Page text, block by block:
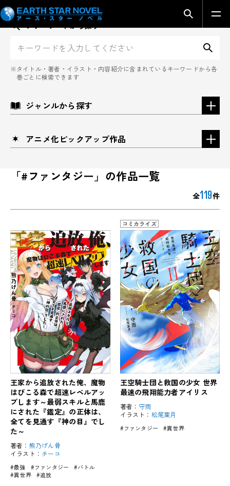
検索モー
フリーワードから探す
タイトル・著者・イラスト・内容紹介に含まれているキーワードから各
巻ごとに検索できます
ジャンルから探す
アニメ化ピックアップ作品
「#ファンタジー」の作品一覧
全119件
王家から追放された俺、魔物
はびこる森で超速レベルアッ
プします～最弱スキルと馬鹿
にされた『鑑定』の正体は、
全てを見通す『神の目』でし
た～
著者： 熊乃げん骨
イラスト： チーコ
#最強 #ファンタジー
#バトル
#異世界
#追放
コミカライズ
王空騎士団と救国の少女 世界
最速の飛翔能力者アイリス
著者： 守雨
イラスト： 松尾葉月
#ファンタジー #異世界